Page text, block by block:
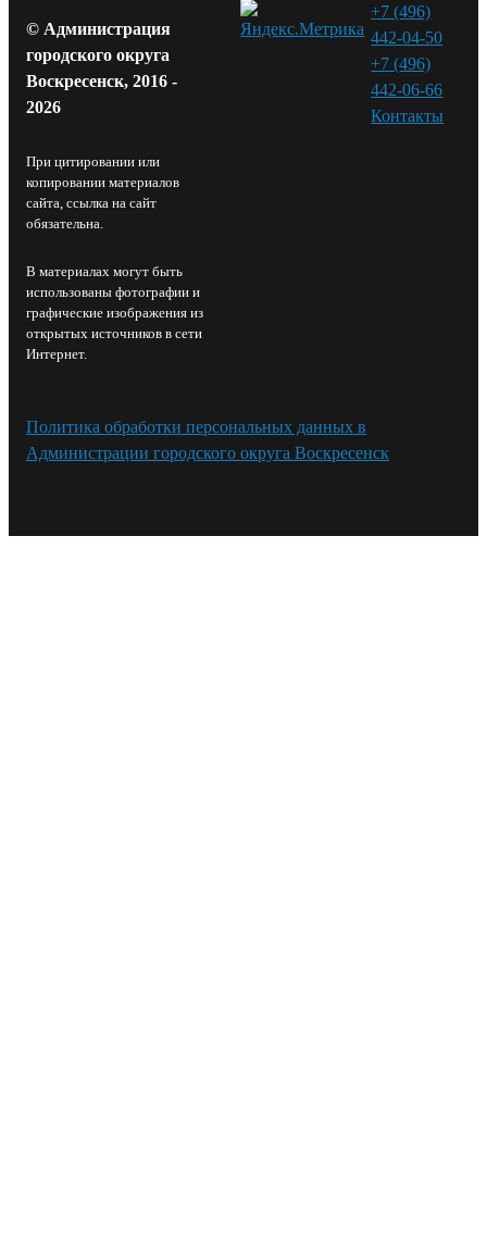
© Администрация
городского округа
Воскресенск, 2016 -
2026
При цитировании или
копировании материалов
сайта, ссылка на сайт
обязательна.
В материалах могут быть
использованы фотографии и
графические изображения из
открытых источников в сети
Интернет.
+7 (496)
442-04-50
+7 (496)
442-06-66
Контакты⁠
Политика обработки персональных данных в
Администрации городского округа Воскресенск